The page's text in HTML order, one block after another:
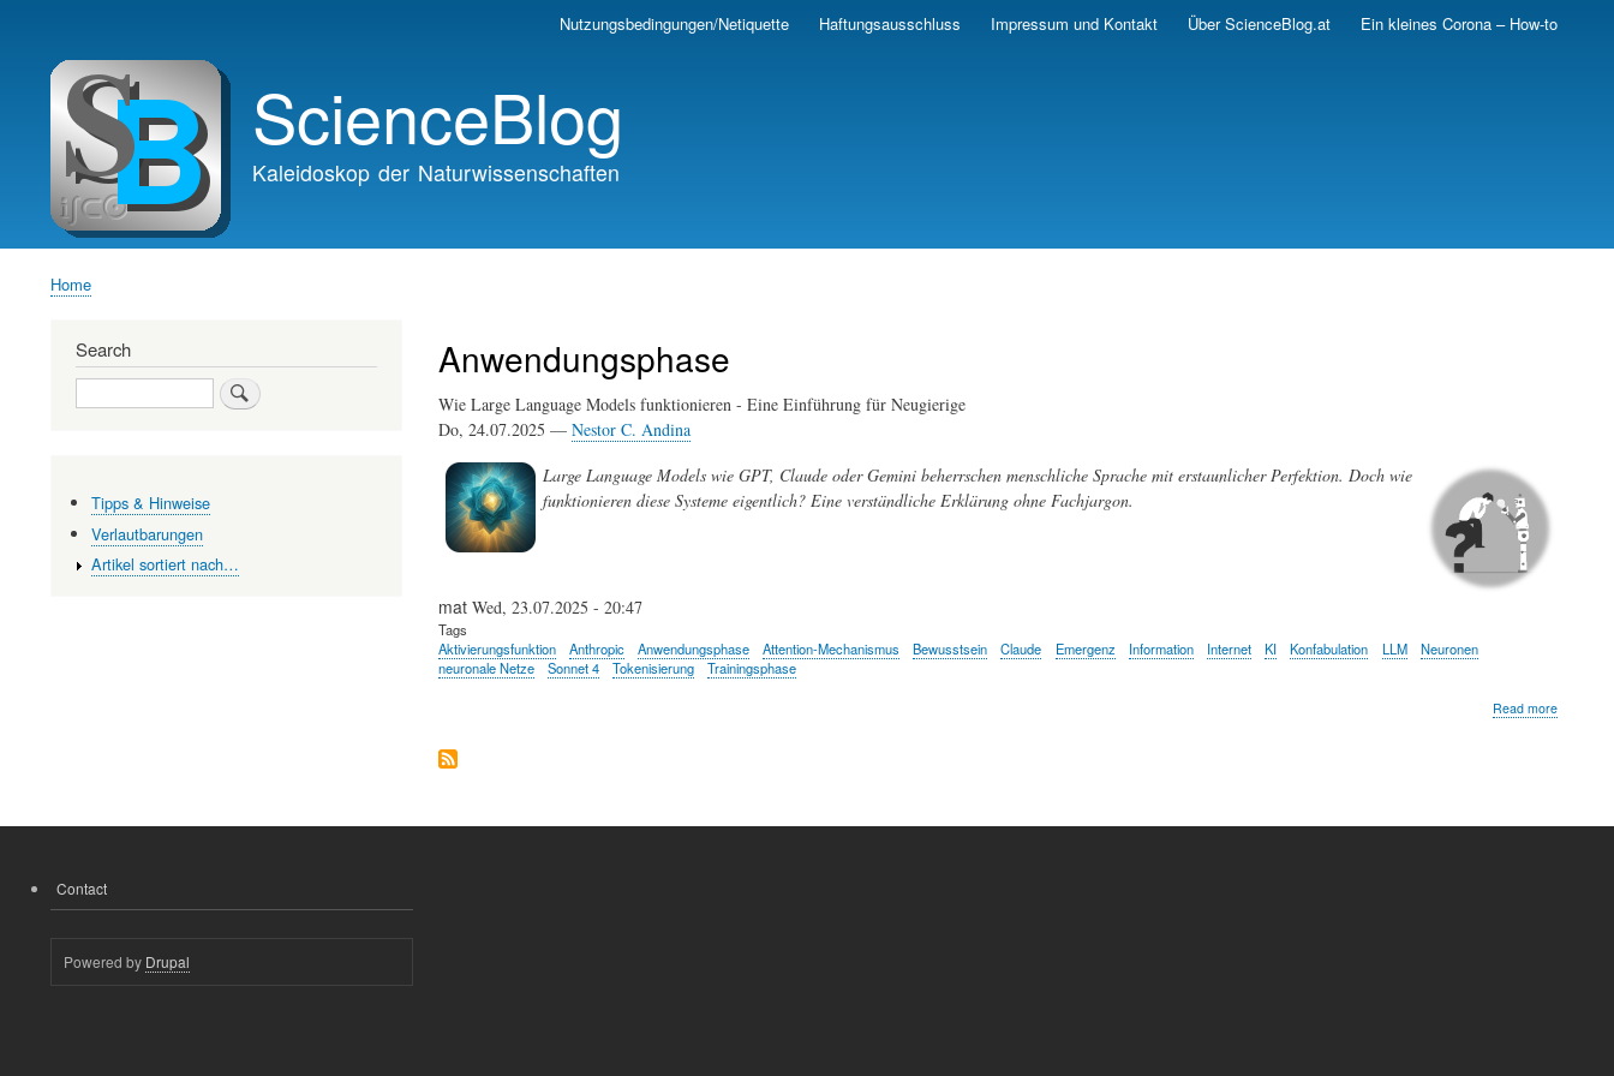
Skip
navigation
Nutzungsbedingungen/Netiquette Haftungsausschluss Impressum und Kontakt Über ScienceBlog.at Ein kleines Corona – How-to
ScienceBlog
Kaleidoskop der Naturwissenschaften
Home
Anwendungsphase
Wie Large Language Models funktionieren - Eine Einführung für Neugierige
Do, 24.07.2025 — Nestor C. Andina
Large Language Models wie GPT, Claude oder Gemini beherrschen menschliche Sprache mit erstaunlicher Perfektion. Doch wie
funktionieren diese Systeme eigentlich? Eine verständliche Erklärung ohne Fachjargon.
mat Wed, 23.07.2025 - 20:47
Tags
Aktivierungsfunktion
Anthropic Anwendungsphase Attention-Mechanismus Bewusstsein Claude Emergenz Information Internet KI Konfabulation LLM
Neuronen
neuronale Netze
Sonnet 4 Tokenisierung Trainingsphase
Read moreabout
Search
Search
Tipps & Hinweise
Verlautbarungen
Artikel sortiert nach…
FOOTER
Contact
Powered by Drupal